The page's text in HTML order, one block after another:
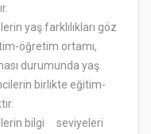
yaş farklılıkları göz
öğretim ortamı,
durumunda yaş
birlikte eğitim-
bilgi seviyeleri